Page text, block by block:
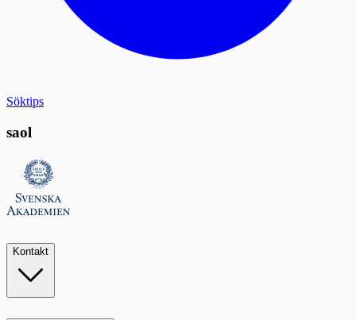
Söktips
saol
Kontakt